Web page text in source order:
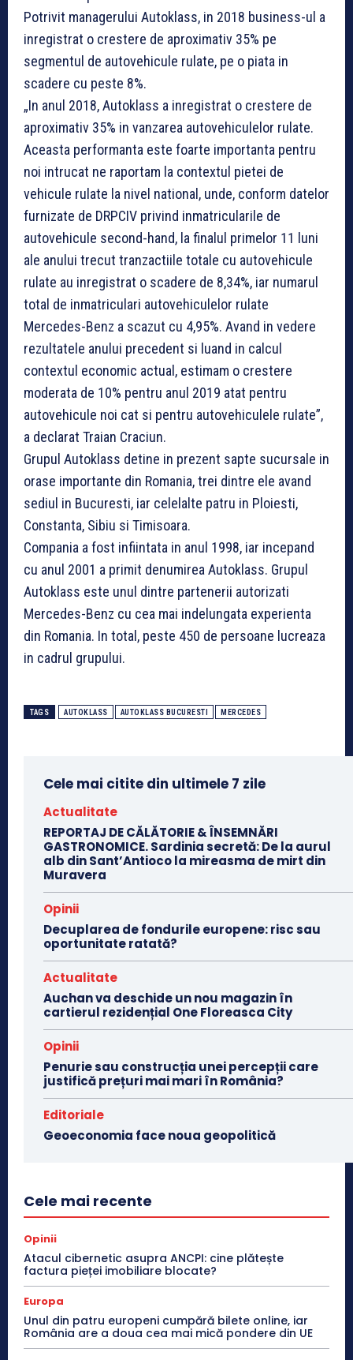
Potrivit managerului Autoklass, in 2018 business-ul a
inregistrat o crestere de aproximativ 35% pe
segmentul de autovehicule rulate, pe o piata in
scadere cu peste 8%.
„In anul 2018, Autoklass a inregistrat o crestere de
aproximativ 35% in vanzarea autovehiculelor rulate.
Aceasta performanta este foarte importanta pentru
noi intrucat ne raportam la contextul pietei de
vehicule rulate la nivel national, unde, conform datelor
furnizate de DRPCIV privind inmatricularile de
autovehicule second-hand, la finalul primelor 11 luni
ale anului trecut tranzactiile totale cu autovehicule
rulate au inregistrat o scadere de 8,34%, iar numarul
total de inmatriculari autovehiculelor rulate
Mercedes-Benz a scazut cu 4,95%. Avand in vedere
rezultatele anului precedent si luand in calcul
contextul economic actual, estimam o crestere
moderata de 10% pentru anul 2019 atat pentru
autovehicule noi cat si pentru autovehiculele rulate”,
a declarat Traian Craciun.
Grupul Autoklass detine in prezent sapte sucursale in
orase importante din Romania, trei dintre ele avand
sediul in Bucuresti, iar celelalte patru in Ploiesti,
Constanta, Sibiu si Timisoara.
Compania a fost infiintata in anul 1998, iar incepand
cu anul 2001 a primit denumirea Autoklass. Grupul
Autoklass este unul dintre partenerii autorizati
Mercedes-Benz cu cea mai indelungata experienta
din Romania. In total, peste 450 de persoane lucreaza
in cadrul grupului.
TAGS AUTOKLASS AUTOKLASS BUCURESTI MERCEDES
Cele mai citite din ultimele 7 zile
Actualitate
REPORTAJ DE CĂLĂTORIE & ÎNSEMNĂRI
GASTRONOMICE. Sardinia secretă: De la aurul
alb din Sant’Antioco la mireasma de mirt din
Muravera
Opinii
Decuplarea de fondurile europene: risc sau
oportunitate ratată?
Actualitate
Auchan va deschide un nou magazin în
cartierul rezidențial One Floreasca City
Opinii
Penurie sau construcția unei percepții care
justifică prețuri mai mari în România?
Editoriale
Geoeconomia face noua geopolitică
Cele mai recente
Opinii
Atacul cibernetic asupra ANCPI: cine plătește
factura pieței imobiliare blocate?
Europa
Unul din patru europeni cumpără bilete online, iar
România are a doua cea mai mică pondere din UE